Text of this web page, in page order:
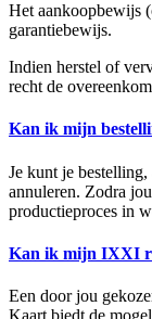
Het aankoopbewijs
garantiebewijs.
Indien herstel of
recht de
Kan ik mijn
Je kunt je bestelling,
annuleren. Zodra
productieproces in
Kan ik mijn IXXI
Een door jou